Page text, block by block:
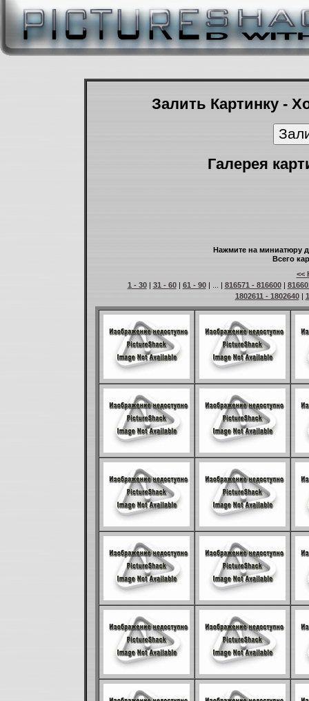
Залить Картинку -
Галерея
Нажмите на миниатюру
Всего
<<
1 - 30| 31 - 60| 61 - 90| ... | 816571 - 816600|
1802611 - 1802640|